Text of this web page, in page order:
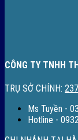
CÔNG TY TNHH
TRỤ SỞ CHÍNH:
Ms Tuyền -
Hotline -